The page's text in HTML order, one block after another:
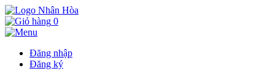
0
Đăng nhập
Đăng ký